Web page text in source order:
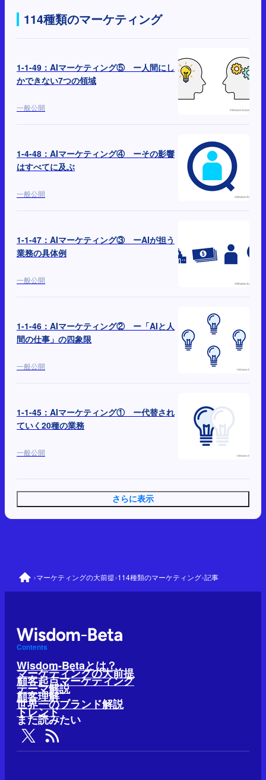
114種類のマーケティング
1-1-49：AIマーケティング⑤ ー人間にし
かできない7つの領域
一般公開
1-4-48：AIマーケティング④ ーその影響
はすべてに及ぶ
一般公開
1-1-47：AIマーケティング③ ーAIが担う
業務の具体例
一般公開
1-1-46：AIマーケティング② ー「AIと人
間の仕事」の四象限
一般公開
1-1-45：AIマーケティング① ー代替され
ていく20種の業務
一般公開
さらに表示
›マーケティングの大前提›114種類のマーケティング›記事
Contents
Wisdom-Betaとは？
マーケティングの大前提
顧客起点マーケティング
テーマ解説
顧客理解
世界一のブランド解説
トレンド
また読みたい